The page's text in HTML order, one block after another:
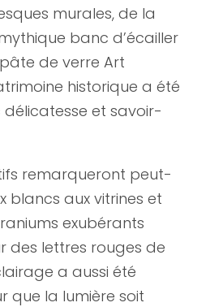
murales, de la
banc d’écailler
de verre Art
historique a été
et savoir-
remarqueront peut-
blancs aux vitrines et
exubérants
des lettres rouges de
a aussi été
que la lumière soit